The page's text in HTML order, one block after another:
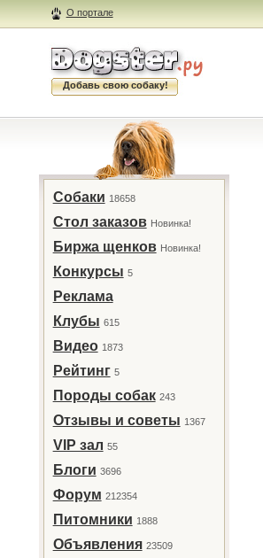
О портале
Добавь свою собаку!
Собаки 18658
Стол заказов Новинка!
Биржа щенков Новинка!
Конкурсы 5
Реклама
Клубы 615
Видео 1873
Рейтинг 5
Породы собак 243
Отзывы и советы 1367
VIP зал 55
Блоги 3696
Форум 212354
Питомники 1888
Объявления 23509